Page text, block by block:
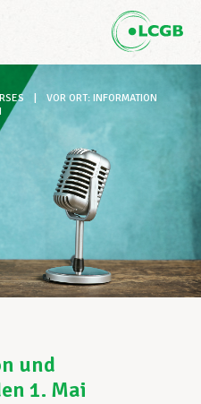
FR
VOR ORT: INFORMATION
und
1. Mai